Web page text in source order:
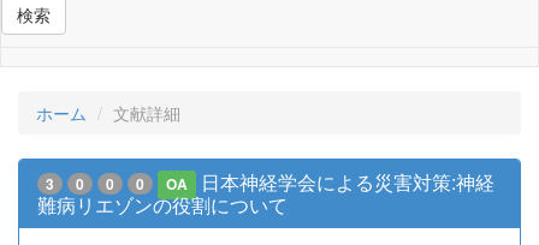
検索
ホーム 文献詳細
3 0 0 0 OA
日本神経学会による災害対策:神経
難病リエゾンの役割について